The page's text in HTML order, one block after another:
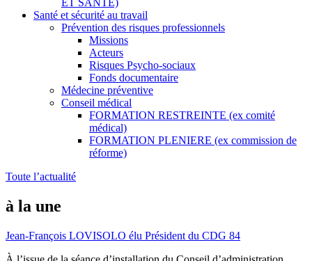
Santé et sécurité au travail
Prévention des risques professionnels
Missions
Acteurs
Risques Psycho-sociaux
Fonds documentaire
Médecine préventive
Conseil médical
FORMATION RESTREINTE (ex comité
médical)
FORMATION PLENIERE (ex commission de
réforme)
Toute l’actualité
à la une
Jean-François LOVISOLO élu Président du CDG 84